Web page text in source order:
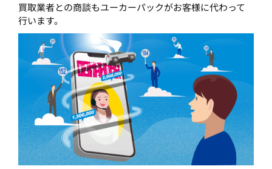
買取業者との商談もユーカーパックがお客様に代わって
行います。